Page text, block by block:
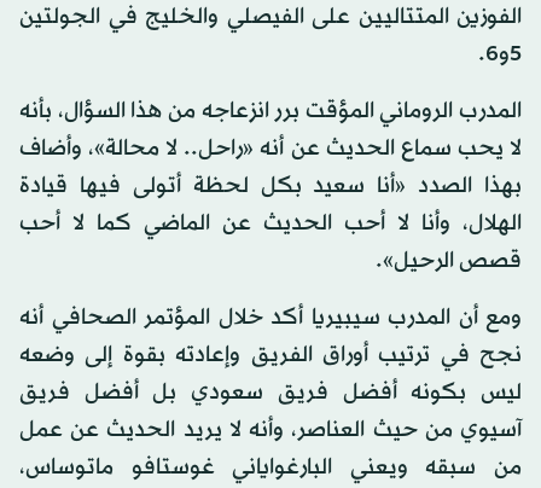
الفوزين المتتاليين على الفيصلي والخليج في الجولتين
5و6.
المدرب الروماني المؤقت برر انزعاجه من هذا السؤال، بأنه
لا يحب سماع الحديث عن أنه «راحل.. لا محالة»، وأضاف
بهذا الصدد «أنا سعيد بكل لحظة أتولى فيها قيادة
الهلال، وأنا لا أحب الحديث عن الماضي كما لا أحب
قصص الرحيل».
ومع أن المدرب سيبيريا أكد خلال المؤتمر الصحافي أنه
نجح في ترتيب أوراق الفريق وإعادته بقوة إلى وضعه
ليس بكونه أفضل فريق سعودي بل أفضل فريق
آسيوي من حيث العناصر، وأنه لا يريد الحديث عن عمل
من سبقه ويعني البارغواياني غوستافو ماتوساس،